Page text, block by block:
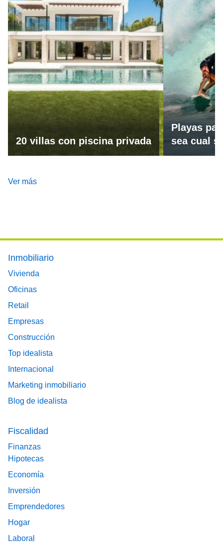
20 villas con piscina privada
Playas
sea cual
Ver más
Footer main menu
Inmobiliario
Vivienda
Oficinas
Retail
Empresas
Construcción
Top idealista
Internacional
Marketing inmobiliario
Blog de idealista
Fiscalidad
Finanzas
Hipotecas
Economía
Inversión
Emprendedores
Hogar
Laboral